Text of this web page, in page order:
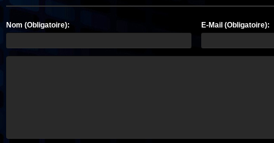
Nom (Obligatoire): E-Mail (Obligatoire):